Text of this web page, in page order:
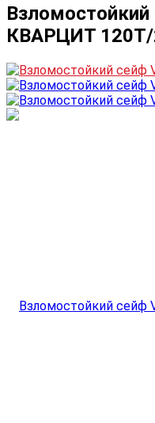
Взломостойкий
КВАРЦИТ 120Т/